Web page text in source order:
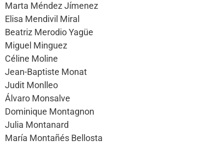
Marta Méndez Jímenez
Elisa Mendivil Miral
Beatriz Merodio Yagüe
Miguel Minguez
Céline Moline
Jean-Baptiste Monat
Judit Monlleo
Álvaro Monsalve
Dominique Montagnon
Julia Montanard
María Montañés Bellosta